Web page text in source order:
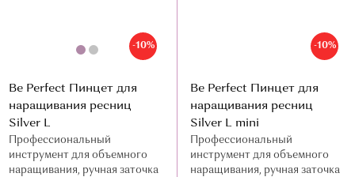
-10%
Be Perfect Пинцет для
наращивания ресниц
Silver L
Профессиональный
инструмент для объемного
наращивания, ручная заточка
-10%
Be Perfect Пинцет для
наращивания ресниц
Silver L mini
Профессиональный
инструмент для объемного
наращивания, ручная заточка